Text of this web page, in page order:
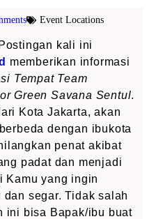
Event Locations
kali ini
memberikan informasi
Tempat Team
Green Savana Sentul.
Kota Jakarta, akan
dengan ibukota
penat akibat
padat dan menjadi
Kamu yang ingin
segar. Tidak salah
ini bisa Bapak/ibu buat